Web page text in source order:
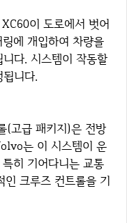
에 개입하여 차량을
다. 시스템이 작동할
니다.
는 이 시스템이 운
히 기어다니는 교통
인 크루즈 컨트롤을 기